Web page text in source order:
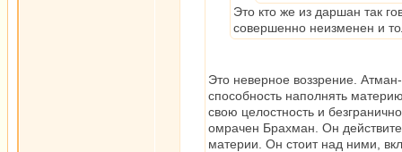
Это кто же из даршан так
совершенно неизменен и
Это неверное воззрение.
способность наполнять
свою целостность и
омрачен Брахман. Он
материи. Он стоит над ними,